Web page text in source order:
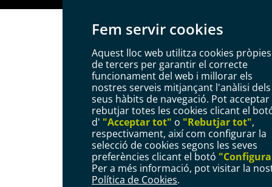
Fem servir cookies
Aquest lloc web utilitza cookies
de tercers per garantir el correcte
funcionament del web i millorar els
nostres serveis mitjançant l'anàlisi dels
seus hàbits de navegació. Pot acceptar
rebutjar totes les cookies clicant el
d' "Acceptar tot" o "Rebutjar tot",
respectivament, així com configurar la
selecció de cookies segons les seves
preferències clicant el botó
Per a més informació, pot visitar la
Política de Cookies.